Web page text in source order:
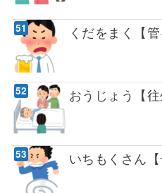
くだをまく【
おうじょう【
いちもくさん